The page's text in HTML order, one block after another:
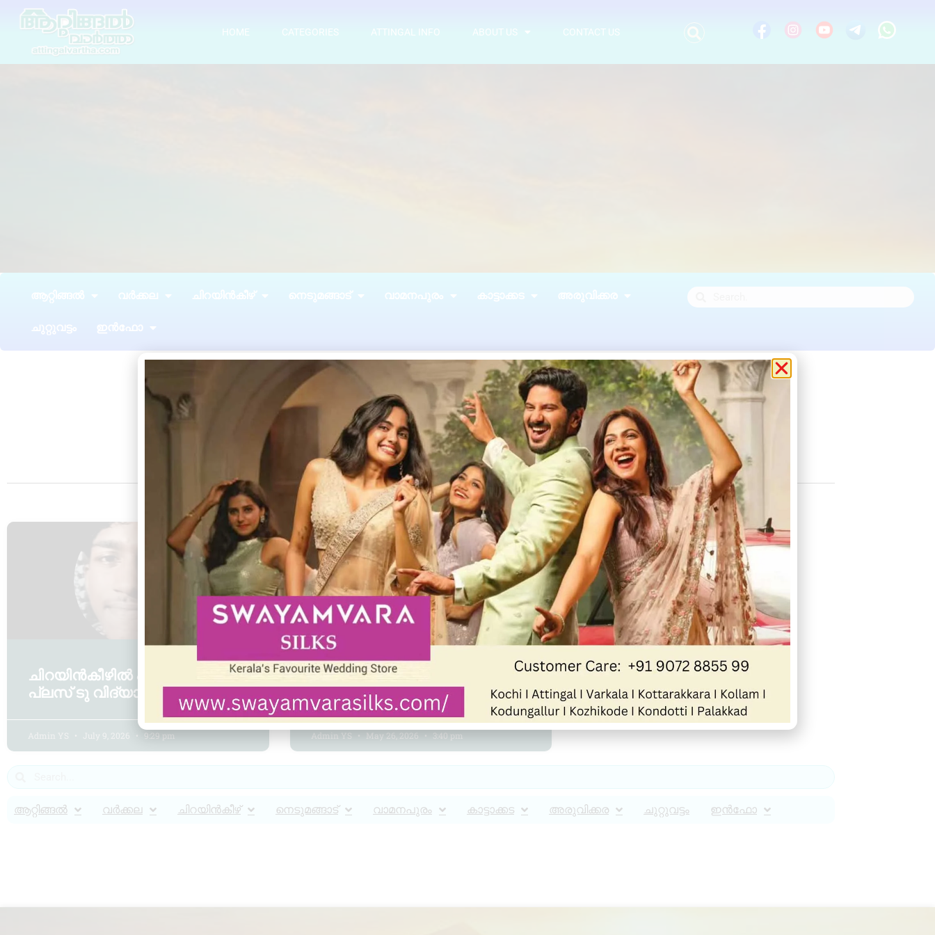
HOME CATEGORIES ATTINGAL INFO ABOUT US CONTACT US
ആറ്റിങ്ങൽ വർക്കല ചിറയിൻകീഴ് നെടുമങ്ങാട് വാമനപുരം കാട്ടാക്കട അരുവിക്കര
ചുറ്റുവട്ടം ഇൻഫോ
Tag: plus two
അഴൂർ
ചിറയിൻകീഴിൽ പനി ബാധിച്ച്
പ്ലസ് ടു വിദ്യാർഥി മരിച്ചു
Admin YS July 9, 2026 9:29 pm
ചുറ്റുവട്ടം
പ്ലസ് ടു പരീക്ഷാ ഫലം
പ്രഖ്യാപിച്ചു
Admin YS May 26, 2026 3:40 pm
ആറ്റിങ്ങൽ വർക്കല ചിറയിൻകീഴ് നെടുമങ്ങാട് വാമനപുരം കാട്ടാക്കട അരുവിക്കര ചുറ്റുവട്ടം ഇൻഫോ